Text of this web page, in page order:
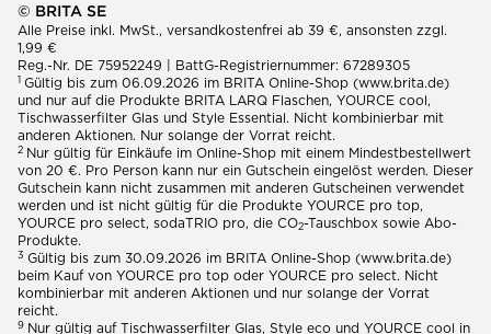
© BRITA SE
Alle Preise inkl. MwSt., versandkostenfrei ab 39 €, ansonsten zzgl.
1,99 €
Reg.-Nr. DE 75952249 | BattG-Registriernummer: 67289305
1 Gültig bis zum 06.09.2026 im BRITA Online-Shop (www.brita.de)
und nur auf die Produkte BRITA LARQ Flaschen, YOURCE cool,
Tischwasserfilter Glas und Style Essential. Nicht kombinierbar mit
anderen Aktionen. Nur solange der Vorrat reicht.
2 Nur gültig für Einkäufe im Online-Shop mit einem Mindestbestellwert
von 20 €. Pro Person kann nur ein Gutschein eingelöst werden. Dieser
Gutschein kann nicht zusammen mit anderen Gutscheinen verwendet
werden und ist nicht gültig für die Produkte YOURCE pro top,
YOURCE pro select, sodaTRIO pro, die CO2-Tauschbox sowie Abo-
Produkte.
3 Gültig bis zum 30.09.2026 im BRITA Online-Shop (www.brita.de)
beim Kauf von YOURCE pro top oder YOURCE pro select. Nicht
kombinierbar mit anderen Aktionen und nur solange der Vorrat
reicht.
9 Nur gültig auf Tischwasserfilter Glas, Style eco und YOURCE cool in